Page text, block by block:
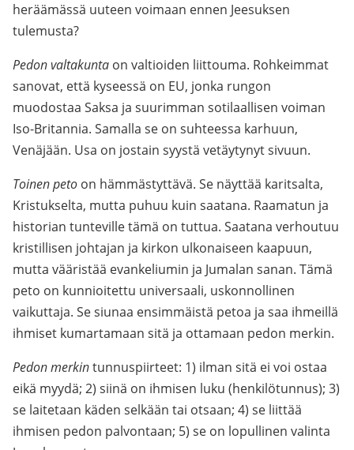
heräämässä uuteen voimaan ennen Jeesuksen
tulemusta?
Pedon valtakunta on valtioiden liittouma. Rohkeimmat
sanovat, että kyseessä on EU, jonka rungon
muodostaa Saksa ja suurimman sotilaallisen voiman
Iso-Britannia. Samalla se on suhteessa karhuun,
Venäjään. Usa on jostain syystä vetäytynyt sivuun.
Toinen peto on hämmästyttävä. Se näyttää karitsalta,
Kristukselta, mutta puhuu kuin saatana. Raamatun ja
historian tunteville tämä on tuttua. Saatana verhoutuu
kristillisen johtajan ja kirkon ulkonaiseen kaapuun,
mutta vääristää evankeliumin ja Jumalan sanan. Tämä
peto on kunnioitettu universaali, uskonnollinen
vaikuttaja. Se siunaa ensimmäistä petoa ja saa ihmeillä
ihmiset kumartamaan sitä ja ottamaan pedon merkin.
Pedon merkintunnuspiirteet: 1) ilman sitä ei voi ostaa
eikä myydä; 2) siinä on ihmisen luku (henkilötunnus); 3)
se laitetaan käden selkään tai otsaan; 4) se liittää
ihmisen pedon palvontaan; 5) se on lopullinen valinta